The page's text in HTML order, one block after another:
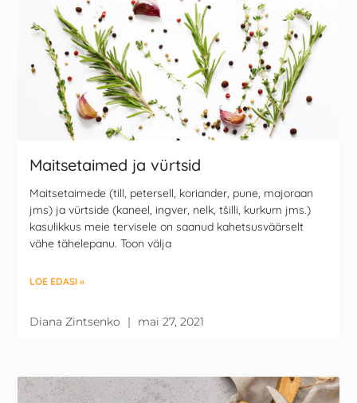
Maitsetaimed ja vürtsid
Maitsetaimede (till, petersell, koriander, pune, majoraan
jms) ja vürtside (kaneel, ingver, nelk, tšilli, kurkum jms.)
kasulikkus meie tervisele on saanud kahetsusväärselt
vähe tähelepanu. Toon välja
LOE EDASI »
Diana Zintsenko mai 27, 2021